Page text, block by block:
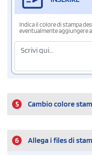
Indica il colore di stampa
eventualmente aggiungere
5 Cambio colore
6 Allega i files di